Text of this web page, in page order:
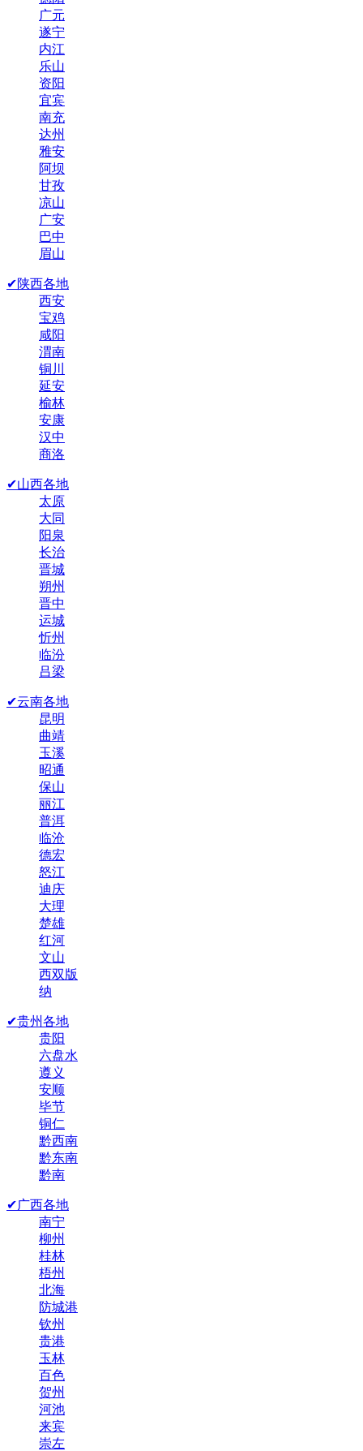
广元
遂宁
内江
乐山
资阳
宜宾
南充
达州
雅安
阿坝
甘孜
凉山
广安
巴中
眉山
✔陕西各地
西安
宝鸡
咸阳
渭南
铜川
延安
榆林
安康
汉中
商洛
✔山西各地
太原
大同
阳泉
长治
晋城
朔州
晋中
运城
忻州
临汾
吕梁
✔云南各地
昆明
曲靖
玉溪
昭通
保山
丽江
普洱
临沧
德宏
怒江
迪庆
大理
楚雄
红河
文山
西双版
纳
✔贵州各地
贵阳
六盘水
遵义
安顺
毕节
铜仁
黔西南
黔东南
黔南
✔广西各地
南宁
柳州
桂林
梧州
北海
防城港
钦州
贵港
玉林
百色
贺州
河池
来宾
崇左